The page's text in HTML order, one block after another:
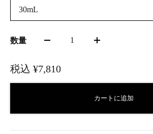
30mL
数量 1
カートに追加
税込 ¥7,810